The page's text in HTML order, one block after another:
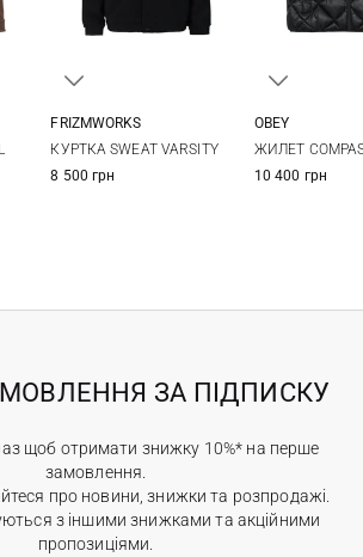
FRIZMWORKS
КУРТКА SWEAT VARSITY
8 500 грн
OBEY
ЖИЛЕТ
10 400 грн
ЗА ПІДПИСКУ
щоб отримати знижку 10%* на перше
замовлення.
про новини, знижки та розпродажі.
з іншими знижками та акційними
пропозиціями.